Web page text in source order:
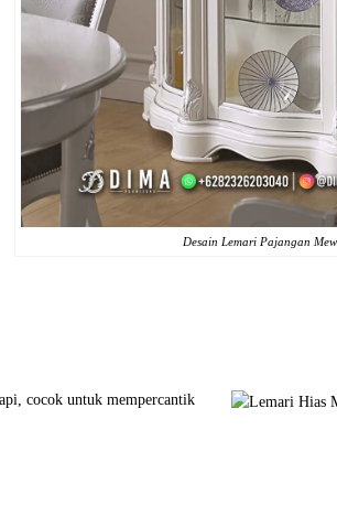
Desain Lemari Pajangan
cocok untuk mempercantik